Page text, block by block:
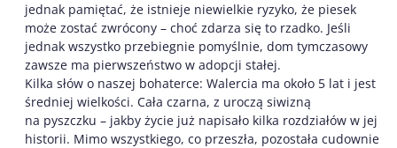
jednak pamiętać, że istnieje niewielkie ryzyko, że piesek
może zostać zwrócony – choć zdarza się to rzadko. Jeśli
jednak wszystko przebiegnie pomyślnie, dom tymczasowy
zawsze ma pierwszeństwo w adopcji stałej.
Kilka słów o naszej bohaterce: Walercia ma około 5 lat i jest
średniej wielkości. Cała czarna, z uroczą siwizną
na pyszczku – jakby życie już napisało kilka rozdziałów w jej
historii. Mimo wszystkiego, co przeszła, pozostała cudownie